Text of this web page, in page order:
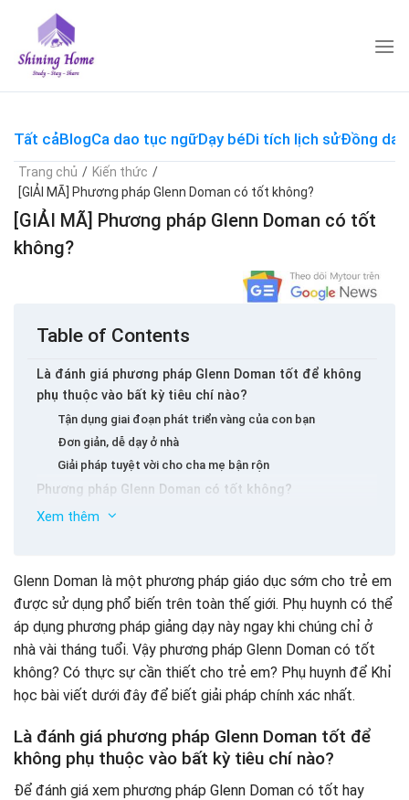
content
Tất cảBlogCa dao tục ngữDạy béDi tích lịch sửĐồng dao
Trang chủ / Kiến thức /
[GIẢI MÃ] Phương pháp Glenn Doman có tốt không?
[GIẢI MÃ] Phương pháp Glenn Doman có tốt
không?
Table of Contents
Là đánh giá phương pháp Glenn Doman tốt để không
phụ thuộc vào bất kỳ tiêu chí nào?
Tận dụng giai đoạn phát triển vàng của con bạn
Đơn giản, dễ dạy ở nhà
Giải pháp tuyệt vời cho cha mẹ bận rộn
Phương pháp Glenn Doman có tốt không?
Từ vựng mở rộng
Dạy trẻ làm toán
Nhận ra chủ đề
Cách áp dụng phương pháp Glenn Doman hiệu quả nhất
5 sai lầm mà cha mẹ nên tránh khi áp dụng phương
pháp Glenn Doman để dạy trẻ em
Buộc trẻ em phải học quá nhiều
La mắng, lớn tiếng với trẻ em
Dạy con khi cha mẹ không tốt
Quá thiếu kiên nhẫn
Xem thêm
Glenn Doman là một phương pháp giáo dục sớm cho trẻ em
được sử dụng phổ biến trên toàn thế giới. Phụ huynh có thể
áp dụng phương pháp giảng dạy này ngay khi chúng chỉ ở
nhà vài tháng tuổi. Vậy phương pháp Glenn Doman có tốt
không? Có thực sự cần thiết cho trẻ em? Phụ huynh để Khỉ
học bài viết dưới đây để biết giải pháp chính xác nhất.
Là đánh giá phương pháp Glenn Doman tốt để
không phụ thuộc vào bất kỳ tiêu chí nào?
Để đánh giá xem phương pháp Glenn Doman có tốt hay